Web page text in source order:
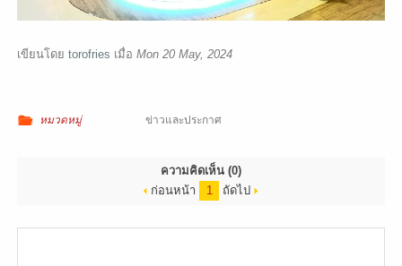
ติดต่อเรา
เขียนโดย torofries เมื่อ Mon 20 May, 2024
หมวดหมู่ ข่าวและประกาศ
ความคิดเห็น (0)
ก่อนหน้า
1 ถัดไป